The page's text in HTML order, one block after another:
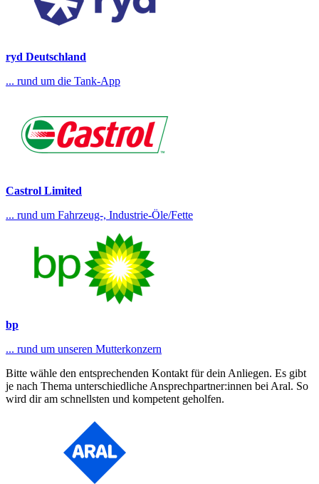
ryd Deutschland
... rund um die Tank-App
Castrol Limited
... rund um Fahrzeug-, Industrie-Öle/Fette
bp
... rund um unseren Mutterkonzern
Bitte wähle den entsprechenden Kontakt für dein Anliegen. Es gibt
je nach Thema unterschiedliche Ansprechpartner:innen bei Aral. So
wird dir am schnellsten und kompetent geholfen.